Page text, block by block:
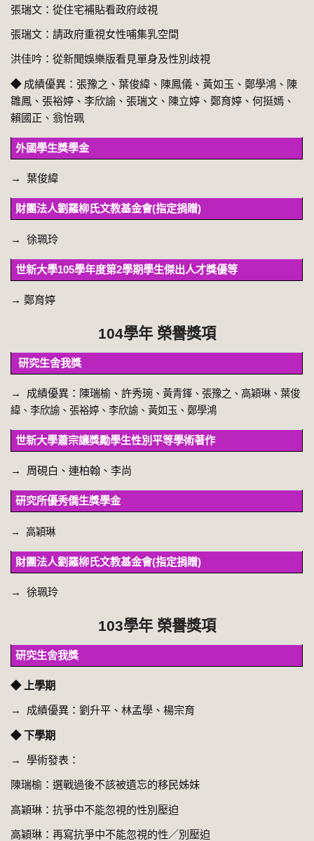
張瑞文：從住宅補貼看政府歧視
張瑞文：請政府重視女性哺集乳空間
洪佳吟：從新聞娛樂版看見單身及性別歧視
◆ 成績優異：張豫之、葉俊緯、陳鳳儀、黃如玉、鄭學鴻、陳
雛鳳、張裕婷、李欣諭、張瑞文、陳立婷、鄭育婷、何挺嫣、
賴國正、翁怡珮
外國學生獎學金
→葉俊緯
財團法人劉羅柳氏文教基金會(指定捐贈)
→徐珮玲
世新大學105學年度第2學期學生傑出人才獎優等
→鄭育婷
104學年 榮譽獎項
研究生舍我獎
→ 成績優異：陳瑞榆、許秀琬 、黃青鎽 、張豫之 、高穎琳 、葉俊
緯 、李欣諭 、張裕婷 、李欣諭 、黃如玉 、鄭學鴻
世新大學蕭宗讓獎勵學生性別平等學術著作
→ 周硯白、連柏翰、李尚
研究所優秀僑生獎學金
→高穎琳
財團法人劉羅柳氏文教基金會(指定捐贈)
→徐珮玲
103學年 榮譽獎項
研究生舍我獎
◆ 上學期
→ 成績優異：劉升平、林孟學、楊宗育
◆ 下學期
→ 學術發表：
陳瑞榆：選戰過後不該被遺忘的移民姊妹
高穎琳：抗爭中不能忽視的性別壓迫
高穎琳：再寫抗爭中不能忽視的性／別壓迫